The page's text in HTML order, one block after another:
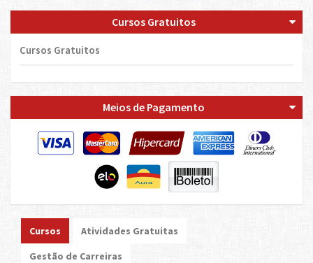
Cursos Gratuitos
Cursos Gratuitos
Meios de Pagamento
Cursos
Atividades Gratuitas
Gestão de Carreiras